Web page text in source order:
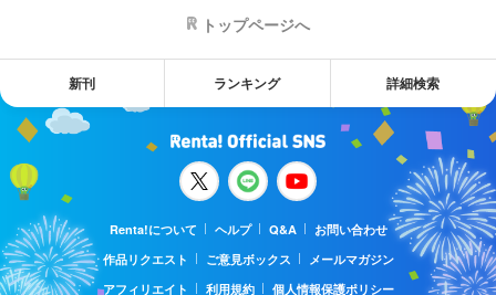
トップページへ
新刊 ランキング 詳細検索
Renta!について ヘルプ Q&A
お問い合わせ
作品リクエスト
ご意見ボックス
メールマガジン
アフィリエイト
利用規約 個人情報保護ポリシー